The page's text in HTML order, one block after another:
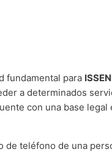
fundamental para
a determinados
con una base
teléfono de una